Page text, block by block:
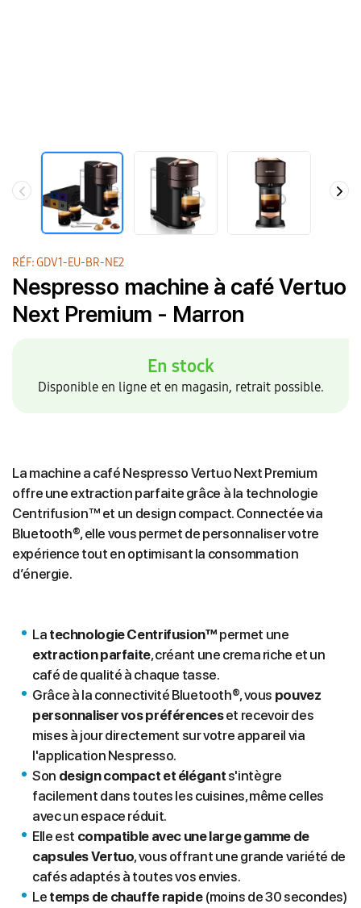
RÉF: GDV1-EU-BR-NE2
Nespresso machine à café Vertuo
Next Premium - Marron
En stock
Disponible en ligne et en magasin, retrait possible.
La machine a café Nespresso Vertuo Next Premium
offre une extraction parfaite grâce à la technologie
Centrifusion™ et un design compact. Connectée via
Bluetooth®, elle vous permet de personnaliser votre
expérience tout en optimisant la consommation
d’énergie.
La technologie Centrifusion™ permet une
extraction parfaite, créant une crema riche et un
café de qualité à chaque tasse.
Grâce à la connectivité Bluetooth®, vous pouvez
personnaliser vos préférenceset recevoir des
mises à jour directement sur votre appareil via
l'application Nespresso.
Son design compact et élégant s'intègre
facilement dans toutes les cuisines, même celles
avec un espace réduit.
Elle est compatible avec une large gamme de
capsules Vertuo, vous offrant une grande variété de
cafés adaptés à toutes vos envies.
Le temps de chauffe rapide(moins de 30 secondes)